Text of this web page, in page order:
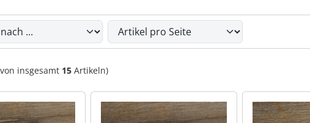
die nachfolgenden Artikel umsortieren und zwischen einer Box-
insgesamt 15 Artikeln)